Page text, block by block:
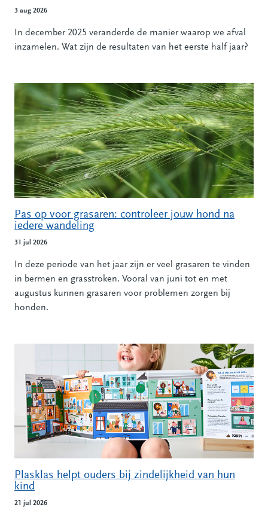
3 aug 2026
In december 2025 veranderde de manier waarop we afval
inzamelen. Wat zijn de resultaten van het eerste half jaar?
Pas op voor grasaren: controleer jouw hond na
iedere wandeling
31 jul 2026
In deze periode van het jaar zijn er veel grasaren te vinden
in bermen en grasstroken. Vooral van juni tot en met
augustus kunnen grasaren voor problemen zorgen bij
honden.
Plasklas helpt ouders bij zindelijkheid van hun
kind
21 jul 2026